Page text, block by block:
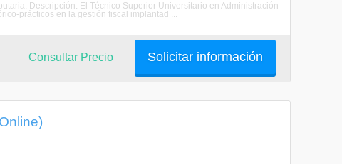
Descripción: El Técnico Superior Universitario en Administración
prácticos en la gestión fiscal implantad ...
Solicitar información
Consultar Precio